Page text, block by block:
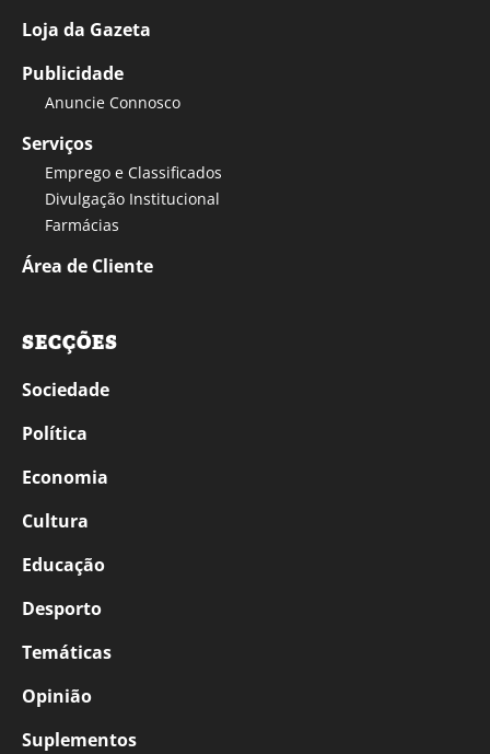
Loja da Gazeta
Publicidade
Anuncie Connosco
Serviços
Emprego e Classificados
Divulgação Institucional
Farmácias
Área de Cliente
SECÇÕES
Sociedade
Política
Economia
Cultura
Educação
Desporto
Temáticas
Opinião
Suplementos